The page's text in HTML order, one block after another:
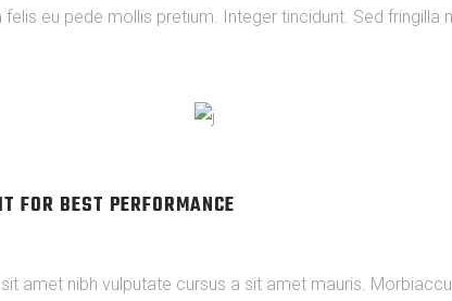
felis eu pede mollis pretium. Integer tincidunt. Sed fringilla
FOR BEST PERFORMANCE
amet nibh vulputate cursus a sit amet mauris.